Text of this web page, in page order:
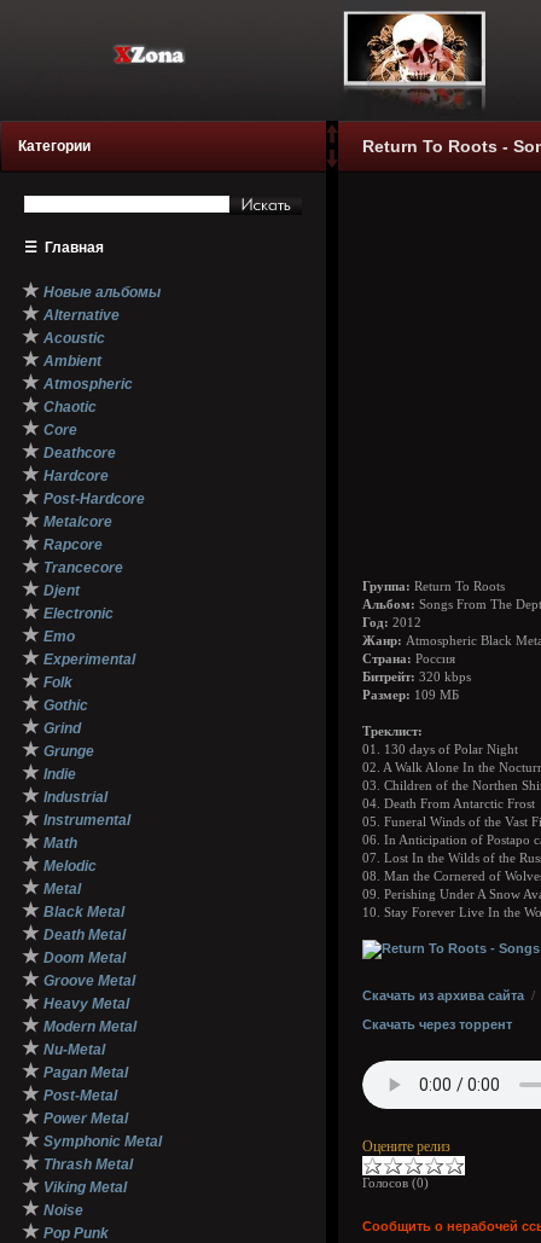
Категории
☰ Главная
★ Новые альбомы
★ Alternative
★ Acoustic
★ Ambient
★ Atmospheric
★ Chaotic
★ Core
★ Deathcore
★ Hardcore
★ Post-Hardcore
★ Metalcore
★ Rapcore
★ Trancecore
★ Djent
★ Electronic
★ Emo
★ Experimental
★ Folk
★ Gothic
★ Grind
★ Grunge
★ Indie
★ Industrial
★ Instrumental
★ Math
★ Melodic
★ Metal
★ Black Metal
★ Death Metal
★ Doom Metal
★ Groove Metal
★ Heavy Metal
★ Modern Metal
★ Nu-Metal
★ Pagan Metal
★ Post-Metal
★ Power Metal
★ Symphonic Metal
★ Thrash Metal
★ Viking Metal
★ Noise
★ Pop Punk
Return To Roots -
Группа: Return To Roots
Альбом: Songs From The
Год: 2012
Жанр: Atmospheric Black
Страна: Россия
Битрейт: 320 kbps
Размер: 109 МБ
Треклист:
01. 130 days of Polar Night
02. A Walk Alone In the
03. Children of the Northen
04. Death From Antarctic Frost
05. Funeral Winds of the Vast
06. In Anticipation of Postapo
07. Lost In the Wilds of the
08. Man the Cornered of
09. Perishing Under A Snow
10. Stay Forever Live In the
Скачать из архива сайта /
Скачать через торрент
Оцените релиз
Голосов (0)
Сообщить о нерабочей